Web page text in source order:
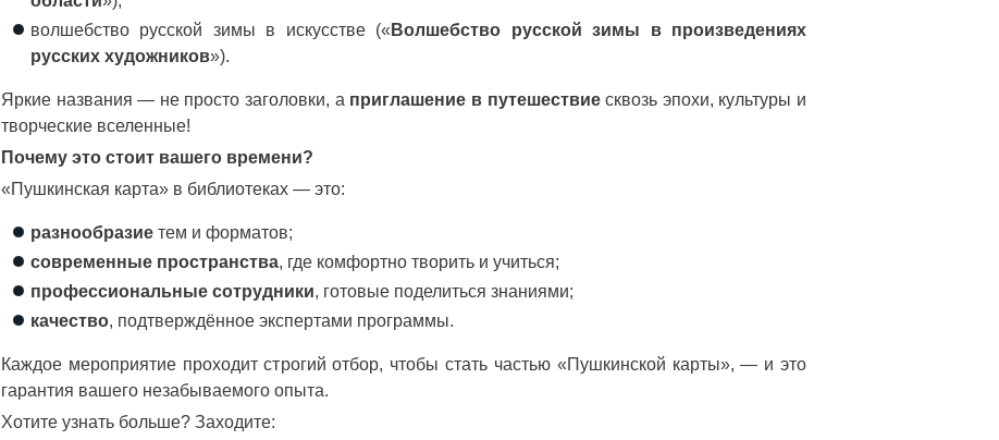
волшебство русской зимы в искусстве (« Волшебство русской зимы в произведениях
русских художников»).
Яркие названия — не просто заголовки, а приглашение в путешествиесквозь эпохи, культуры и
творческие вселенные!
Почему это стоит вашего времени?
«Пушкинская карта» в библиотеках — это:
разнообразие тем и форматов;
современные пространства, где комфортно творить и учиться;
профессиональные сотрудники, готовые поделиться знаниями;
качество, подтверждённое экспертами программы.
Каждое мероприятие проходит строгий отбор, чтобы стать частью «Пушкинской карты», — и это
гарантия вашего незабываемого опыта.
Хотите узнать больше? Заходите: